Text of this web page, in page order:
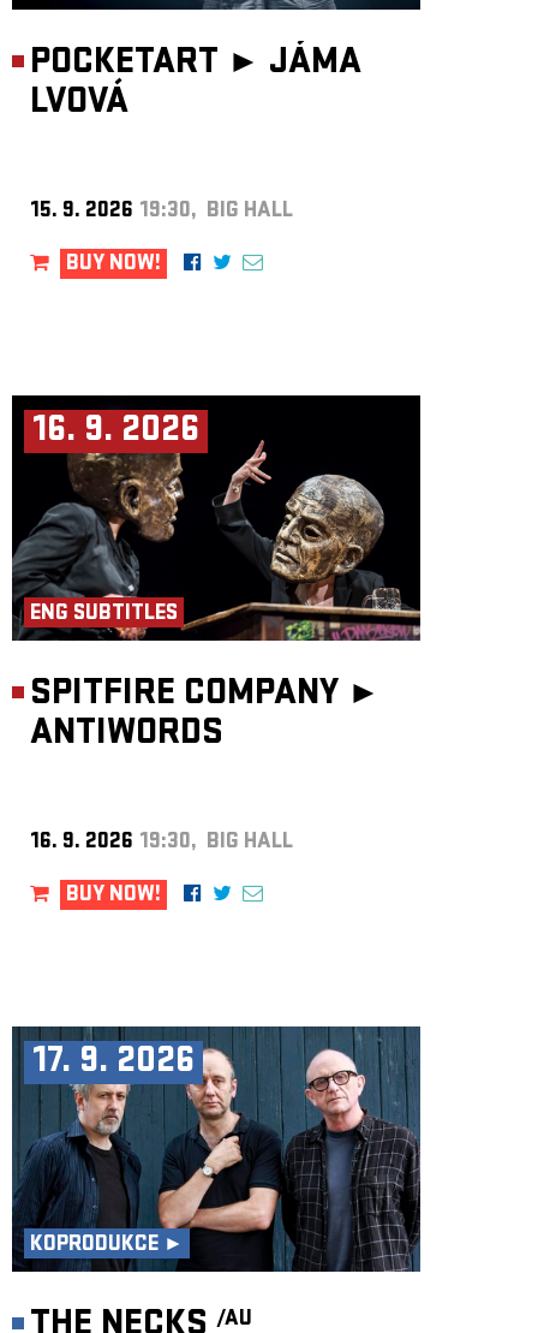
POCKETART ► JÁMA
LVOVÁ
15. 9. 2026 19:30, BIG HALL
BUY NOW!
16. 9. 2026
ENG SUBTITLES
SPITFIRE COMPANY ►
ANTIWORDS
16. 9. 2026 19:30, BIG HALL
BUY NOW!
17. 9. 2026
KOPRODUKCE ►
/AU